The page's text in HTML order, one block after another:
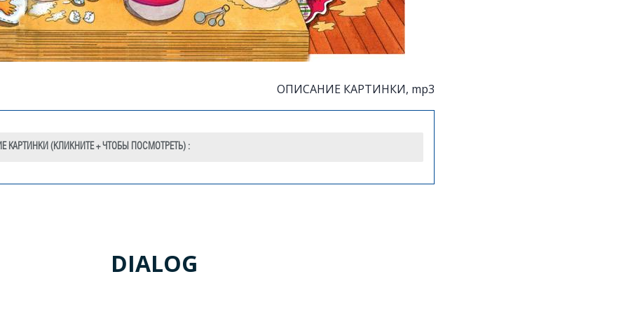
cutting board
ОПИСАНИЕ КАРТИНКИ, mp3
КАРТИНКИ (КЛИКНИТЕ + ЧТОБЫ ПОСМОТРЕТЬ) :
DIALOG